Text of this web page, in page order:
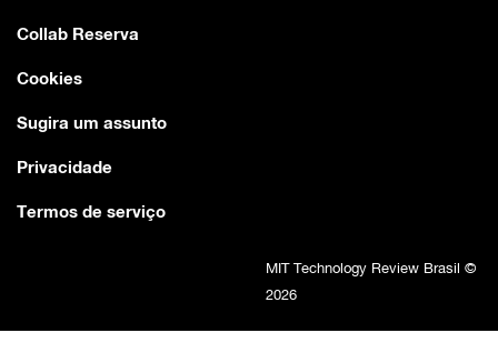
Collab Reserva
Cookies
Sugira um assunto
Privacidade
Termos de serviço
MIT Technology Review Brasil ©
2026